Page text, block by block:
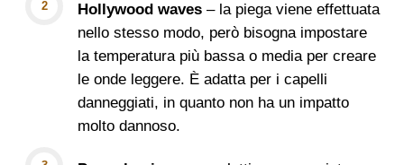
Hollywood waves – la piega viene effettuata
nello stesso modo, però bisogna impostare
la temperatura più bassa o media per creare
le onde leggere. È adatta per i capelli
danneggiati, in quanto non ha un impatto
molto dannoso.